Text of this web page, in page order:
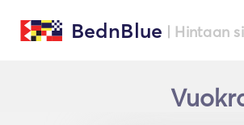
BednBlue | Hintaan